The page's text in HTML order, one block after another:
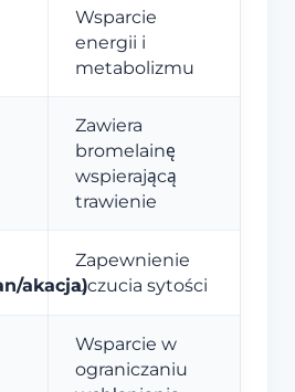
Wsparcie
energii i
metabolizmu
Zawiera
bromelainę
wspierającą
trawienie
akacja)
Zapewnienie
uczucia sytości
Wsparcie w
ograniczaniu